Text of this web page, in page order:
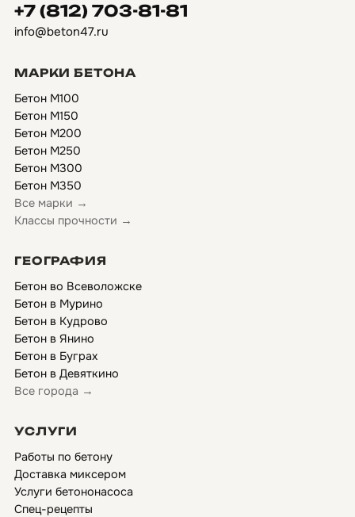
+7 (812) 703-81-81
info@beton47.ru
МАРКИ БЕТОНА
Бетон М100
Бетон М150
Бетон М200
Бетон М250
Бетон М300
Бетон М350
Все марки →
Классы прочности →
ГЕОГРАФИЯ
Бетон во Всеволожске
Бетон в Мурино
Бетон в Кудрово
Бетон в Янино
Бетон в Буграх
Бетон в Девяткино
Все города →
УСЛУГИ
Работы по бетону
Доставка миксером
Услуги бетононасоса
Спец-рецепты